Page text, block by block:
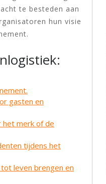
te besteden aan
hun visie
gasten en
het merk of de
tijdens het
leven brengen en